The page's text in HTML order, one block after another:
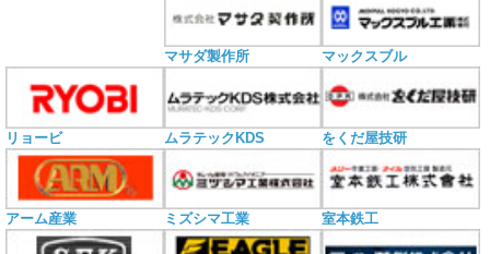
マサダ製作所 マックスブル
リョービ ムラテックKDS をくだ屋技研
アーム産業 ミズシマ工業 室本鉄工